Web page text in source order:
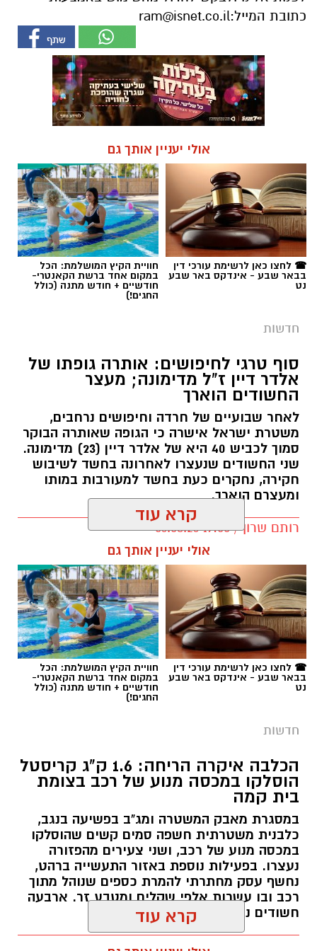
כתובת המייל:ram@isnet.co.il
אולי יעניין אותך גם
☎ לחצו כאן לרשימת עורכי דין
בבאר שבע - אינדקס באר שבע
נט
חוויית הקיץ המושלמת: הכל
במקום אחד ברשת הקאנטרי-
חודשיים + חודש מתנה (כולל
החגים!)
חדשות
סוף טרגי לחיפושים: אותרה גופתו של
אלדר דיין ז"ל מדימונה; מעצר
החשודים הוארך
לאחר שבועיים של חרדה וחיפושים נרחבים,
משטרת ישראל אישרה כי הגופה שאותרה הבוקר
סמוך לכביש 40 היא של אלדר דיין (23) מדימונה.
שני החשודים שנעצרו לאחרונה בחשד לשיבוש
חקירה, נחקרים כעת בחשד למעורבות במותו
ומעצרם הוארך.
רותם שרון / 19:00 06.08.26
תגים:אלדר דיין
קרדיט: זק"א
התפתחות קשה וכואבת בפרשת היעדרותו של
אלדר דיין ז"ל, צעיר בן 23 מדימונה, שנעדר מאז
סוף חודש יולי. משטרת ישראל התירה היום
(חמישי) לפרסום כי הגופה שאותרה הבוקר בשטח
קרא עוד
אולי יעניין אותך גם
☎ לחצו כאן לרשימת עורכי דין
בבאר שבע - אינדקס באר שבע
נט
חוויית הקיץ המושלמת: הכל
במקום אחד ברשת הקאנטרי-
חודשיים + חודש מתנה (כולל
החגים!)
חדשות
הכלבה איקרה הריחה: 1.6 ק"ג קריסטל
הוסלקו במכסה מנוע של רכב בצומת
בית קמה
במסגרת מאבק המשטרה ומג"ב בפשיעה בנגב,
כלבנית משטרתית חשפה סמים קשים שהוסלקו
במכסה מנוע של רכב, ושני צעירים מהפזורה
נעצרו. בפעילות נוספת באזור התעשייה ברהט,
נחשף עסק מחתרתי להמרת כספים שנוהל מתוך
רכב ובו עשרות אלפי שקלים ומטבע זר. ארבעה
חשודים נעצרו בסך הכל.
קרא עוד